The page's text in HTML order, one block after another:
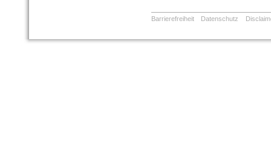
Barrierefreiheit Datenschutz